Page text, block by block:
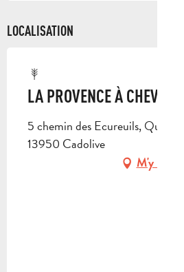
LOCALISATION
LA PROVENCE À CHEVAL
5 chemin des Ecureuils, Quartier
13950 Cadolive
M'y rendre